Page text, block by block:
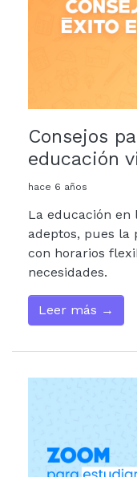
Consejos
educación
hace 6 años
La educación en
adeptos, pues la
con horarios
necesidades.
Leer más →